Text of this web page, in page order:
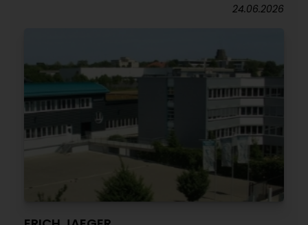
24.06.2026